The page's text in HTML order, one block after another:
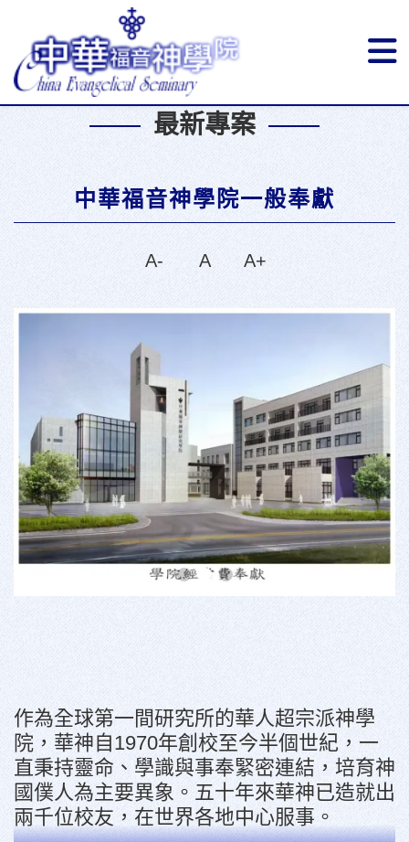
最新專案
中華福音神學院一般奉獻
A- A A+
作為全球第一間研究所的華人超宗派神學
院，華神自1970年創校至今半個世紀，一
直秉持靈命、學識與事奉緊密連結，培育神
國僕人為主要異象。五十年來華神已造就出
兩千位校友，在世界各地中心服事。